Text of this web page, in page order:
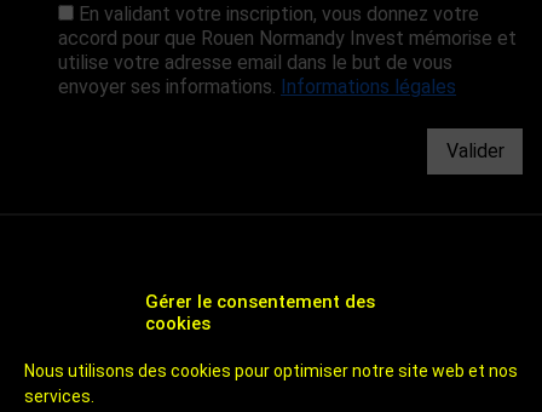
Gérer le consentement des
cookies
Nous utilisons des cookies pour optimiser notre site web et nos
services.
En validant votre inscription, vous donnez votre
accord pour que Rouen Normandy Invest mémorise et
utilise votre adresse email dans le but de vous
envoyer ses informations. Informations légales
Valider
ÉCONOMIQUE ET D'ATTRACTIVITÉ DE ROUEN
UN TERRITOIRE DE 800 000 HABITANTS